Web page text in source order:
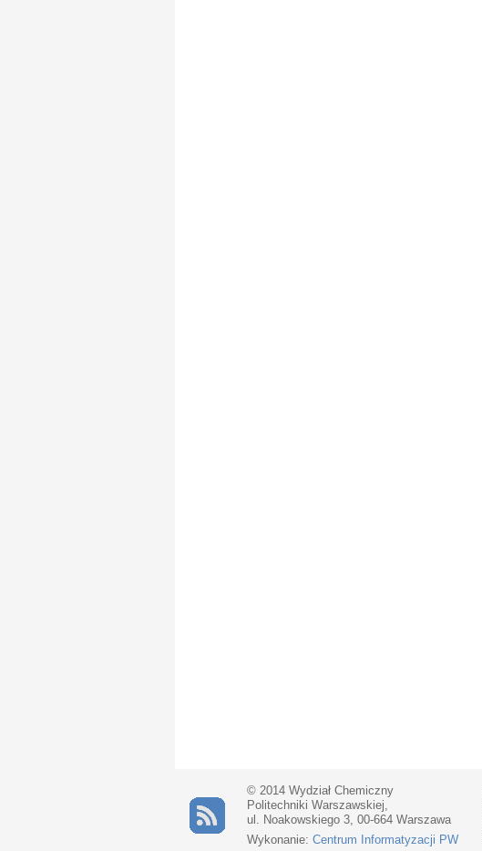
© 2014 Wydział Chemiczny
Politechniki Warszawskiej,
ul. Noakowskiego 3, 00-664 Warszawa
Wykonanie: Centrum Informatyzacji PW